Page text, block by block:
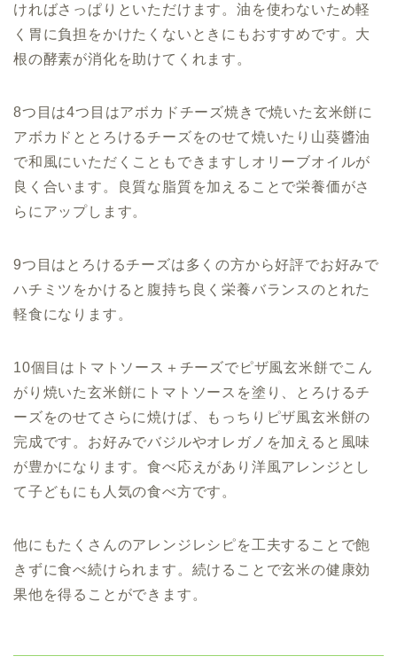
ければさっぱりといただけます。油を使わないため軽
く胃に負担をかけたくないときにもおすすめです。大
根の酵素が消化を助けてくれます。
8つ目は4つ目はアボカドチーズ焼きで焼いた玄米餅に
アボカドととろけるチーズをのせて焼いたり山葵醬油
で和風にいただくこともできますしオリーブオイルが
良く合います。良質な脂質を加えることで栄養価がさ
らにアップします。
9つ目はとろけるチーズは多くの方から好評でお好みで
ハチミツをかけると腹持ち良く栄養バランスのとれた
軽食になります。
10個目は トマトソース＋チーズでピザ風玄米餅でこん
がり焼いた玄米餅にトマトソースを塗り、とろけるチ
ーズをのせてさらに焼けば、もっちりピザ風玄米餅の
完成です。お好みでバジルやオレガノを加えると風味
が豊かになります。食べ応えがあり洋風アレンジとし
て子どもにも人気の食べ方です。
他にもたくさんのアレンジレシピを工夫することで飽
きずに食べ続けられます。続けることで玄米の健康効
果他を得ることができます。